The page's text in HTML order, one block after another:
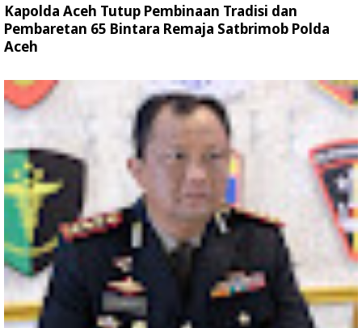
Kapolda Aceh Tutup Pembinaan Tradisi dan
Pembaretan 65 Bintara Remaja Satbrimob Polda
Aceh